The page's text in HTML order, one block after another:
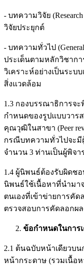
- บทความวิจัย
วิจัยประยุกต์
- บทความทั่วไป
ประเด็นตามหลักวิชาก
วิเคราะห์อย่างเป็นระบ
สิ่งแวดล้อม
1.3 กองบรรณาธิการจ
กำหนดของรูปแบบวาร
คุณวุฒิในสาขา (Peer
กรณีบทความทั่วไปจะมี
จำนวน 3 ท่านเป็นผู้พิจ
1.4 ผู้นิพนธ์ต้องรับผิดช
นิพนธ์ใช้เนื้อหาที่นำมา
ตนเองที่เข้าข่ายการคัด
ตรวจสอบการคัดลอกผล
ข้อกำหนดในการ
2.1 ต้นฉบับหน้าเดียวบน
หน้ากระดาษ (รวมเนื้อ